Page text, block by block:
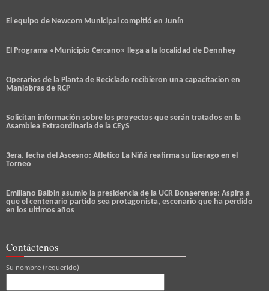
El equipo de Newcom Municipal compitió en Junín
El Programa «Municipio Cercano» llega a la localidad de Dennhey
Operarios de la Planta de Reciclado recibieron una capacitacion en
Maniobras de RCP
Solicitan información sobre los proyectos que serán tratados en la
Asamblea Extraordinaria de la CEyS
3era. fecha del Ascesno: Atletico La Niñá reafirma su lizerago en el
Torneo
Emiliano Balbin asumio la presidencia de la UCR Bonaerense: Aspira a
que el centenario partido sea protagonista, escenario que ha perdido
en los ultimos años
Contáctenos
Su nombre (requerido)